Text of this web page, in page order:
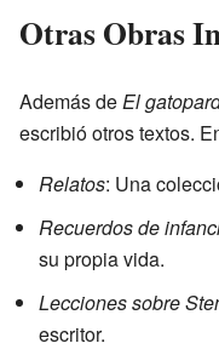
Otras Obras
Además deEl
escribió otros textos.
Relatos: Una
Recuerdos de
su propia vida.
Lecciones sobre
escritor.